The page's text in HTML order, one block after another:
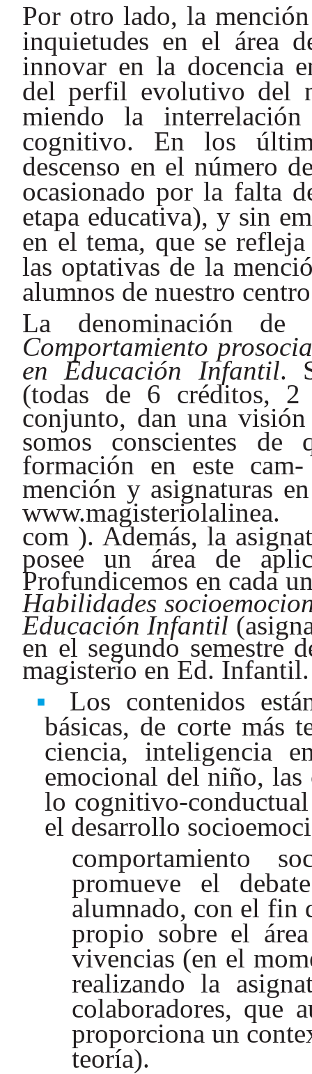
Por otro lado, la
inquietudes en el área
innovar en la docencia
del perfil evolutivo del
miendo la
cognitivo. En los
descenso en el número
ocasionado por la falta
etapa educativa), y sin
en el tema, que se
las optativas de la
alumnos de nuestro
La denominación
Comportamiento
en Educación Infantil.
(todas de 6 créditos,
conjunto, dan una
somos conscientes
formación en este
mención y asignaturas
www.magisteriolalinea.
com ). Además, la
posee un área de
Profundicemos en cada
Habilidades
Educación Infantil
en el segundo semestre
magisterio en Ed. Infantil.
Los contenidos
básicas, de corte más
ciencia, inteligencia
emocional del niño,
lo cognitivo-
el desarrollo
comportamiento
promueve el
alumnado, con el fin
propio sobre el
vivencias (en el
realizando la
colaboradores, que
proporciona un
teoría).